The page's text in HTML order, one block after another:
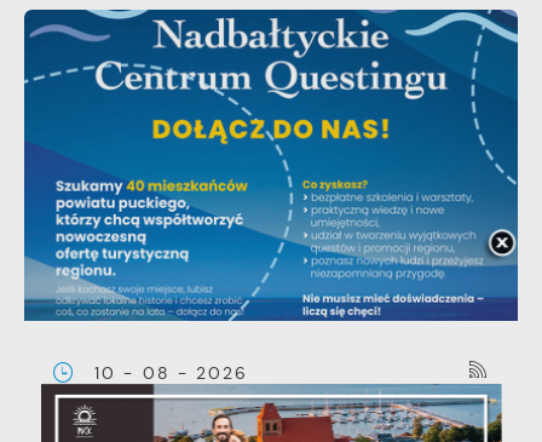
10 - 08 - 2026
Stwórz z nami Nadbałtyckie